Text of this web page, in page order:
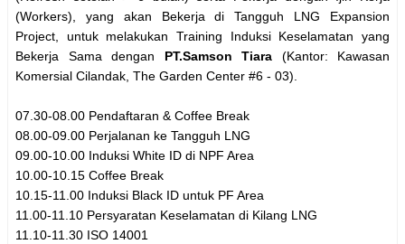
(Workers), yang akan Bekerja di Tangguh LNG Expansion
Project, untuk melakukan Training Induksi Keselamatan yang
Bekerja Sama dengan PT.Samson Tiara (Kantor: Kawasan
Komersial Cilandak, The Garden Center #6 - 03).
07.30-08.00 Pendaftaran & Coffee Break
08.00-09.00 Perjalanan ke Tangguh LNG
09.00-10.00 Induksi White ID di NPF Area
10.00-10.15 Coffee Break
10.15-11.00 Induksi Black ID untuk PF Area
11.00-11.10 Persyaratan Keselamatan di Kilang LNG
11.10-11.30 ISO 14001